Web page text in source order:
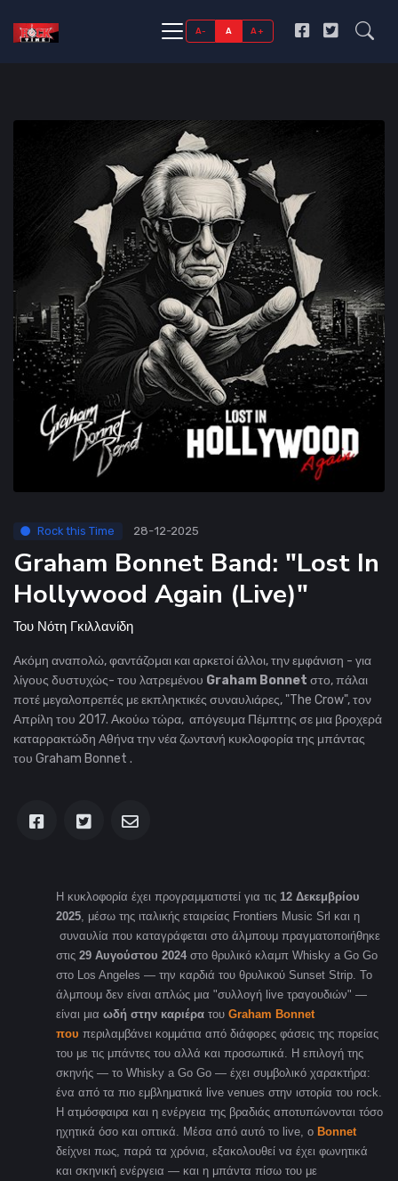
A- A A+
Rock this Time 28-12-2025
Graham Bonnet Band: "Lost In
Hollywood Again (Live)"
Του Νότη Γκιλλανίδη
Ακόμη αναπολώ, φαντάζομαι και αρκετοί άλλοι, την εμφάνιση - για
λίγους δυστυχώς- του λατρεμένου Graham Bonnet στο, πάλαι
ποτέ μεγαλοπρεπές με εκπληκτικές συναυλιάρες, "The Crow", τον
Απρίλη του 2017. Ακούω τώρα, απόγευμα Πέμπτης σε μια βροχερά
καταρρακτώδη Αθήνα την νέα ζωντανή κυκλοφορία της μπάντας
του Graham Bonnet .
Η κυκλοφορία έχει προγραμματιστεί για τις 12 Δεκεμβρίου
2025, μέσω της ιταλικής εταιρείας Frontiers Music Srl και η
συναυλία που καταγράφεται στο άλμπουμ πραγματοποιήθηκε
στις 29 Αυγούστου 2024 στο θρυλικό κλαμπ Whisky a Go Go
στο Los Angeles — την καρδιά του θρυλικού Sunset Strip. Το
άλμπουμ δεν είναι απλώς μια "συλλογή live τραγουδιών" —
είναι μια ωδή στην καριέρα του Graham Bonnet
που περιλαμβάνει κομμάτια από διάφορες φάσεις της πορείας
του με τις μπάντες του αλλά και προσωπικά. Η επιλογή της
σκηνής — το Whisky a Go Go — έχει συμβολικό χαρακτήρα:
ένα από τα πιο εμβληματικά live venues στην ιστορία του rock.
Η ατμόσφαιρα και η ενέργεια της βραδιάς αποτυπώνονται τόσο
ηχητικά όσο και οπτικά. Μέσα από αυτό το live, ο Bonnet
δείχνει πως, παρά τα χρόνια, εξακολουθεί να έχει φωνητικά
και σκηνική ενέργεια — και η μπάντα πίσω του με